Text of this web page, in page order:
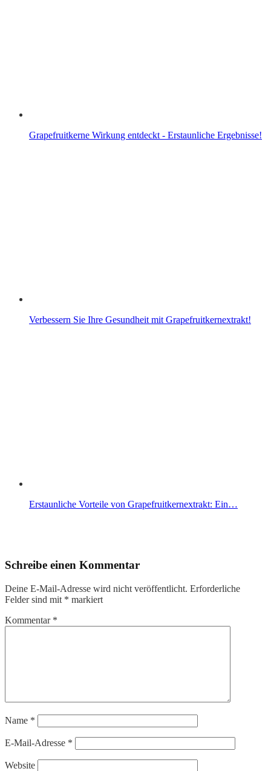
Grapefruitkerne Wirkung entdeckt - Erstaunliche Ergebnisse!
Verbessern Sie Ihre Gesundheit mit Grapefruitkernextrakt!
Erstaunliche Vorteile von Grapefruitkernextrakt: Ein…
Schreibe einen Kommentar
Deine E-Mail-Adresse wird nicht veröffentlicht. Erforderliche
Felder sind mit * markiert
Kommentar *
Name *
E-Mail-Adresse *
Website